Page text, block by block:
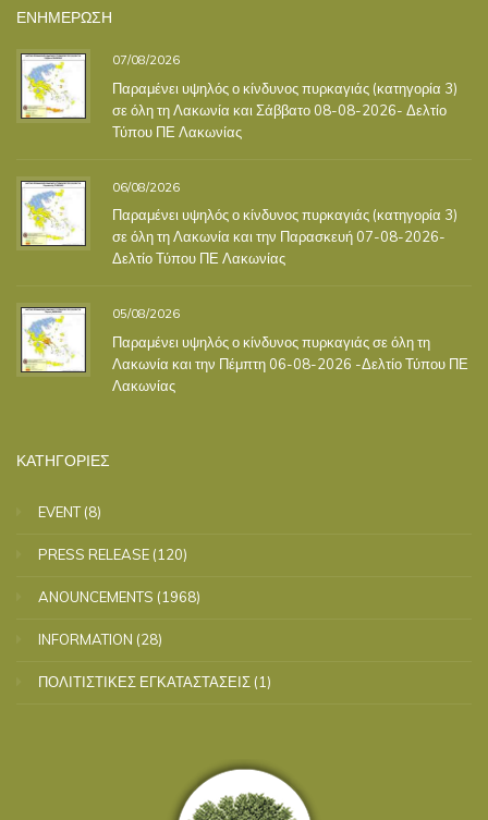
ΕΝΗΜΕΡΩΣΗ
07/08/2026
Παραμένει υψηλός ο κίνδυνος πυρκαγιάς (κατηγορία 3)
σε όλη τη Λακωνία και Σάββατο 08-08-2026- Δελτίο
Τύπου ΠΕ Λακωνίας
06/08/2026
Παραμένει υψηλός ο κίνδυνος πυρκαγιάς (κατηγορία 3)
σε όλη τη Λακωνία και την Παρασκευή 07-08-2026-
Δελτίο Τύπου ΠΕ Λακωνίας
05/08/2026
Παραμένει υψηλός ο κίνδυνος πυρκαγιάς σε όλη τη
Λακωνία και την Πέμπτη 06-08-2026 -Δελτίο Τύπου ΠΕ
Λακωνίας
ΚΑΤΗΓΟΡΙΕΣ
EVENT(8)
PRESS RELEASE (120)
ANOUNCEMENTS (1968)
INFORMATION (28)
ΠΟΛΙΤΙΣΤΙΚΕΣ ΕΓΚΑΤΑΣΤΑΣΕΙΣ (1)